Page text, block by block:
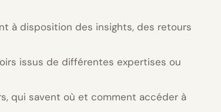
à disposition des insights, des retours
issus de différentes expertises ou
qui savent où et comment accéder à